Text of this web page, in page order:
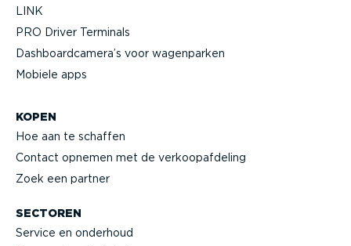
LINK
PRO Driver Terminals
Dashboard­camera’s voor wagenparken
Mobiele apps
KOPEN
Hoe aan te schaffen
Contact opnemen met de verkoop­af­deling
Zoek een partner
SECTOREN
Service en onderhoud